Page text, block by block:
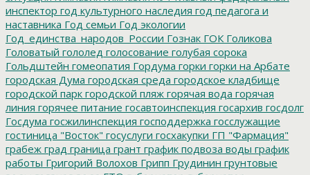
инспектор год культурного наследия год педагога и
наставника Год семьи Год экологии
Год_единства_народов_России Гознак ГОК Голикова
Головатый гололед голосование голубая сорока
Гольдштейн гомеопатия Гордума горки горки на Арбате
городская Дума городская среда городское кладбище
городской парк городской пляж горячая вода горячая
линия горячее питание госавтоинспекция госархив госдолг
Госдума госжилинспекция господдержка госслужащие
гостиница "Восток" госуслуги госхакупки ГП "Фармация"
грабеж град граница грант график подвоза воды график
работы Григорий Волохов Грипп Грудинин грунтовые